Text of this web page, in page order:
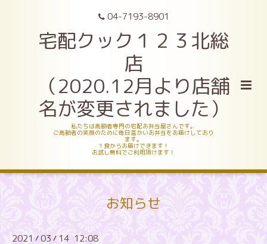
04-7193-8901
宅配クック１２３北総
店
（2020.12月より店舗
名が変更されました）
私たちは高齢者専門の宅配お弁当屋さんです。
ご高齢者の笑顔のために毎日温かいお弁当をお届けしており
ます。
１食からお届けできます！
お試し無料でご利用頂けます！
お知らせ
2021 /03 / 14 12:08